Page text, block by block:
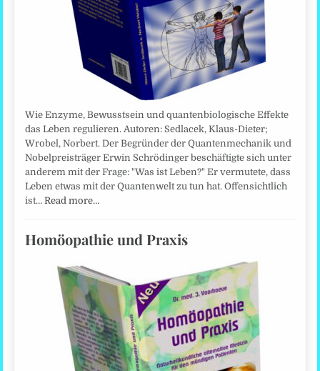
Wie Enzyme, Bewusstsein und quantenbiologische Effekte
das Leben regulieren. Autoren: Sedlacek, Klaus-Dieter;
Wrobel, Norbert. Der Begründer der Quantenmechanik und
Nobelpreisträger Erwin Schrödinger beschäftigte sich unter
anderem mit der Frage: "Was ist Leben?" Er vermutete, dass
Leben etwas mit der Quantenwelt zu tun hat. Offensichtlich
ist…Read more…
Homöopathie und Praxis